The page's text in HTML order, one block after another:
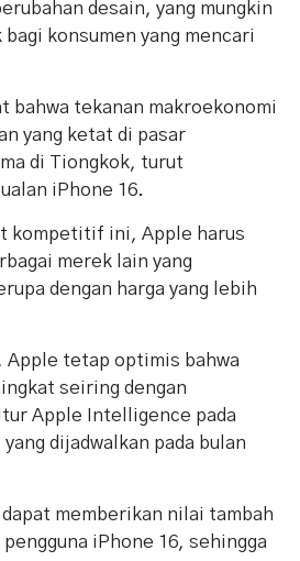
desain, yang mungkin
konsumen yang mencari
bahwa tekanan makroekonomi
yang ketat di pasar
di Tiongkok, turut
iPhone 16.
kompetitif ini, Apple harus
merek lain yang
dengan harga yang lebih
Apple tetap optimis bahwa
seiring dengan
Apple Intelligence pada
dijadwalkan pada bulan
memberikan nilai tambah
iPhone 16, sehingga